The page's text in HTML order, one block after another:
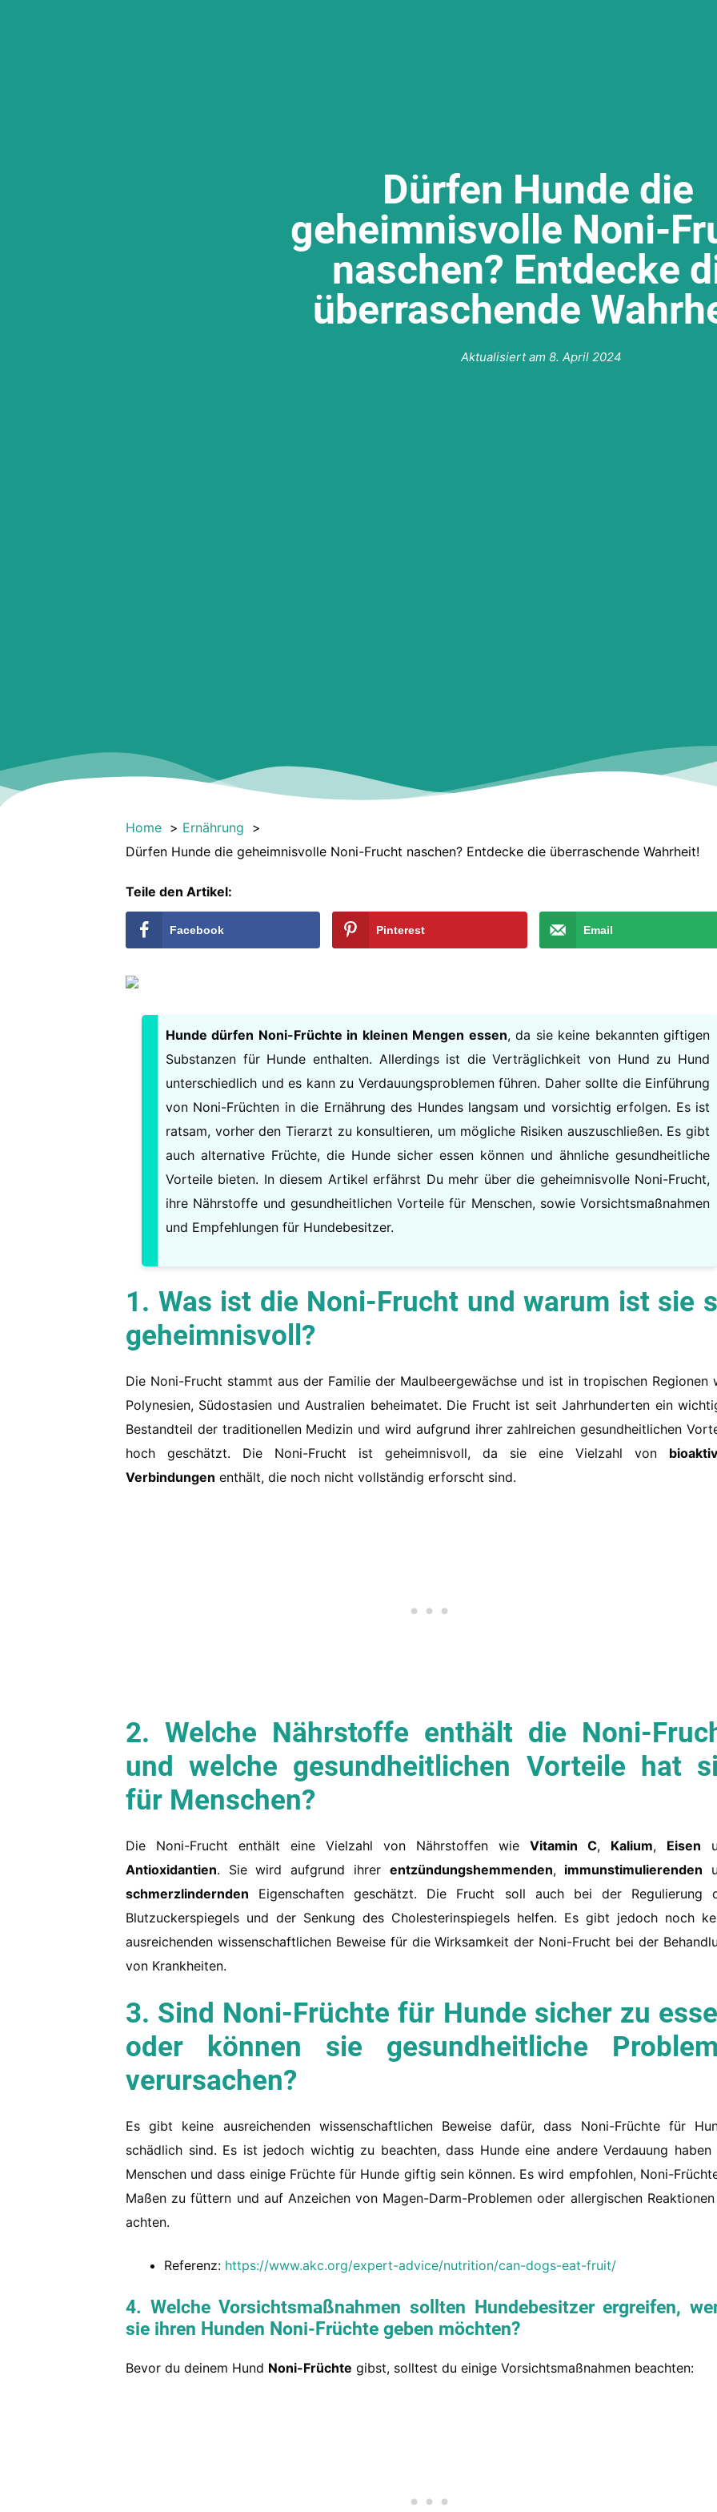
Dürfen Hunde die
geheimnisvolle Noni-
naschen? Entdecke
überraschende
Aktualisiert am 8. April 2024
Home
Ernährung
Dürfen Hunde die geheimnisvolle Noni-Frucht naschen? Entdecke die überraschende Wahrheit!
Teile den Artikel:
Facebook Pinterest Email
Hunde dürfen Noni-Früchte in kleinen Mengen essen, da sie keine bekannten giftigen
Substanzen für Hunde enthalten. Allerdings ist die Verträglichkeit von Hund zu Hund
unterschiedlich und es kann zu Verdauungsproblemen führen. Daher sollte die Einführung
von Noni-Früchten in die Ernährung des Hundes langsam und vorsichtig erfolgen. Es ist
ratsam, vorher den Tierarzt zu konsultieren, um mögliche Risiken auszuschließen. Es gibt
auch alternative Früchte, die Hunde sicher essen können und ähnliche gesundheitliche
Vorteile bieten. In diesem Artikel erfährst Du mehr über die geheimnisvolle Noni-Frucht,
ihre Nährstoffe und gesundheitlichen Vorteile für Menschen, sowie Vorsichtsmaßnahmen
und Empfehlungen für Hundebesitzer.
1. Was ist die Noni-Frucht und warum ist sie
geheimnisvoll?
Die Noni-Frucht stammt aus der Familie der Maulbeergewächse und ist in tropischen Regionen
Polynesien, Südostasien und Australien beheimatet. Die Frucht ist seit Jahrhunderten ein
Bestandteil der traditionellen Medizin und wird aufgrund ihrer zahlreichen gesundheitlichen
hoch geschätzt. Die Noni-Frucht ist geheimnisvoll, da sie eine Vielzahl von
Verbindungen enthält, die noch nicht vollständig erforscht sind.
2. Welche Nährstoffe enthält die Noni-
und welche gesundheitlichen Vorteile hat
für Menschen?
Die Noni-Frucht enthält eine Vielzahl von Nährstoffen wie Vitamin C, Kalium, Eisen
Antioxidantien. Sie wird aufgrund ihrer entzündungshemmenden, immunstimulierenden
schmerzlindernden Eigenschaften geschätzt. Die Frucht soll auch bei der Regulierung
Blutzuckerspiegels und der Senkung des Cholesterinspiegels helfen. Es gibt jedoch noch
ausreichenden wissenschaftlichen Beweise für die Wirksamkeit der Noni-Frucht bei der
von Krankheiten.
3. Sind Noni-Früchte für Hunde sicher zu
oder können sie gesundheitliche
verursachen?
Es gibt keine ausreichenden wissenschaftlichen Beweise dafür, dass Noni-Früchte für
schädlich sind. Es ist jedoch wichtig zu beachten, dass Hunde eine andere Verdauung haben
Menschen und dass einige Früchte für Hunde giftig sein können. Es wird empfohlen, Noni-
Maßen zu füttern und auf Anzeichen von Magen-Darm-Problemen oder allergischen
achten.
Referenz: https://www.akc.org/expert-advice/nutrition/can-dogs-eat-fruit/
4. Welche Vorsichtsmaßnahmen sollten Hundebesitzer ergreifen,
sie ihren Hunden Noni-Früchte geben möchten?
Bevor du deinem Hund Noni-Früchte gibst, solltest du einige Vorsichtsmaßnahmen beachten: